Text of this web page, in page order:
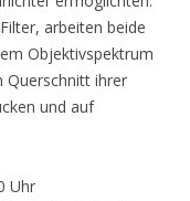
arbeiten beide
Objektivspektrum
Querschnitt ihrer
und auf
Uhr